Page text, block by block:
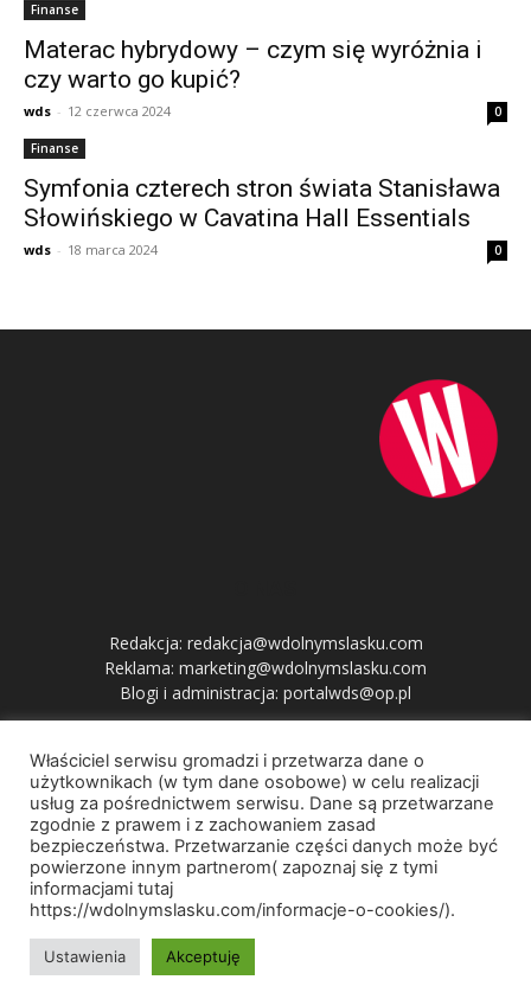
Finanse
Materac hybrydowy – czym się wyróżnia i
czy warto go kupić?
wds - 12 czerwca 2024 0
Finanse
Symfonia czterech stron świata Stanisława
Słowińskiego w Cavatina Hall Essentials
wds - 18 marca 2024 0
Redakcja: redakcja@wdolnymslasku.com
Reklama: marketing@wdolnymslasku.com
Blogi i administracja: portalwds@op.pl
PRZYDATNE LINKI
Home Nasza misja Regulamin i Polityka Prywatności
© 2017. Wszelkie prawa zastrzeżone
Właściciel serwisu gromadzi i przetwarza dane o
użytkownikach (w tym dane osobowe) w celu realizacji
usług za pośrednictwem serwisu. Dane są przetwarzane
zgodnie z prawem i z zachowaniem zasad
bezpieczeństwa. Przetwarzanie części danych może być
powierzone innym partnerom( zapoznaj się z tymi
informacjami tutaj
https://wdolnymslasku.com/informacje-o-cookies/).
Ustawienia Akceptuję